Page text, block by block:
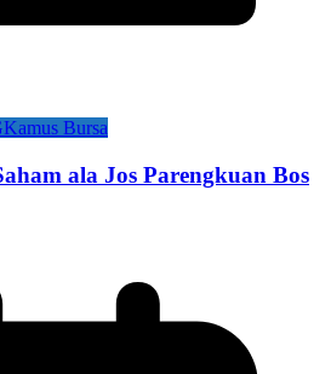
Kamus Bursa
ala Jos Parengkuan Bos